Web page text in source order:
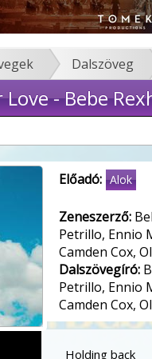
Dalszöveg
- Bebe
Előadó: Alok
Zeneszerző:
Petrillo, Ennio
Camden Cox,
Dalszövegíró:
Petrillo, Ennio
Camden Cox,
Holding back